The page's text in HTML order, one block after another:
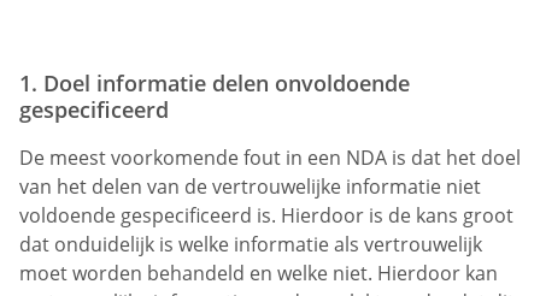
1. Doel informatie delen onvoldoende
gespecificeerd
De meest voorkomende fout in een NDA is dat het doel
van het delen van de vertrouwelijke informatie niet
voldoende gespecificeerd is. Hierdoor is de kans groot
dat onduidelijk is welke informatie als vertrouwelijk
moet worden behandeld en welke niet. Hierdoor kan